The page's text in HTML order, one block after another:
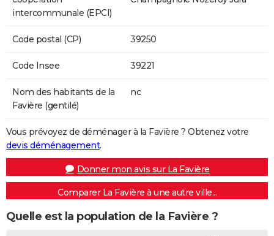
intercommunale (EPCI)
Code postal (CP) 39250
Code Insee 39221
Nom des habitants de la
Favière (gentilé)
nc
Vous prévoyez de déménager à la Favière ? Obtenez votre
devis déménagement.
Donner mon avis sur La Favière
Comparer La Favière à une autre ville...
Quelle est la population de la Favière ?